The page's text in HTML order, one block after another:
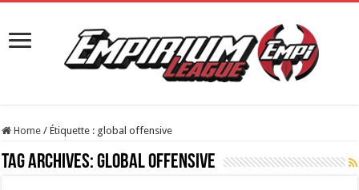
Home / Étiquette : global offensive
Tag Archives:global offensive